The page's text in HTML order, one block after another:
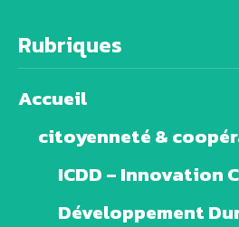
Rubriques
Accueil
citoyenneté &
ICDD – Innovation
Développement